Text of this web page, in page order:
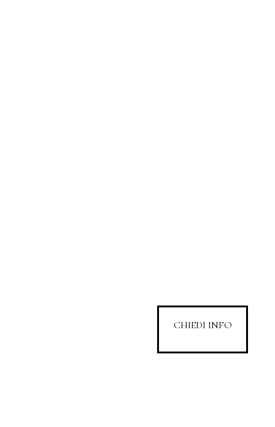
CHIEDI INFO